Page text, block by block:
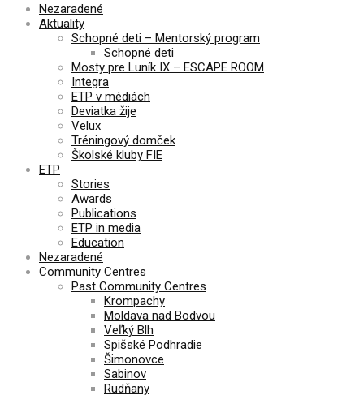
Nezaradené
Aktuality
Schopné deti – Mentorský program
Schopné deti
Mosty pre Luník IX – ESCAPE ROOM
Integra
ETP v médiách
Deviatka žije
Velux
Tréningový domček
Školské kluby FIE
ETP
Stories
Awards
Publications
ETP in media
Education
Nezaradené
Community Centres
Past Community Centres
Krompachy
Moldava nad Bodvou
Veľký Blh
Spišské Podhradie
Šimonovce
Sabinov
Rudňany